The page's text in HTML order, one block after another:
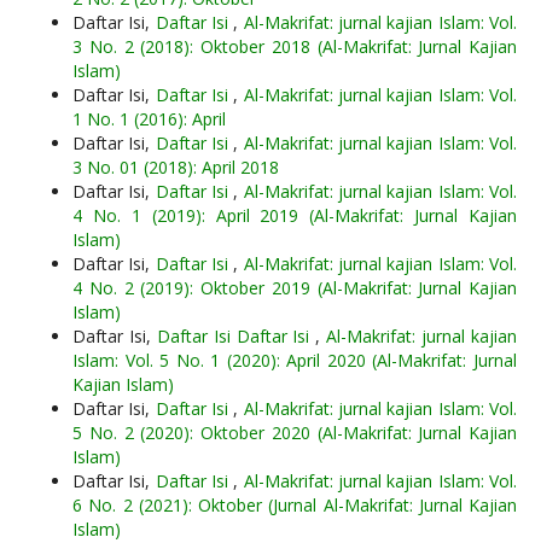
Daftar Isi, Daftar Isi , Al-Makrifat: jurnal kajian Islam: Vol.
3 No. 2 (2018): Oktober 2018 (Al-Makrifat: Jurnal Kajian
Islam)
Daftar Isi, Daftar Isi , Al-Makrifat: jurnal kajian Islam: Vol.
1 No. 1 (2016): April
Daftar Isi, Daftar Isi , Al-Makrifat: jurnal kajian Islam: Vol.
3 No. 01 (2018): April 2018
Daftar Isi, Daftar Isi , Al-Makrifat: jurnal kajian Islam: Vol.
4 No. 1 (2019): April 2019 (Al-Makrifat: Jurnal Kajian
Islam)
Daftar Isi, Daftar Isi , Al-Makrifat: jurnal kajian Islam: Vol.
4 No. 2 (2019): Oktober 2019 (Al-Makrifat: Jurnal Kajian
Islam)
Daftar Isi, Daftar Isi Daftar Isi ,Al-Makrifat: jurnal kajian
Islam: Vol. 5 No. 1 (2020): April 2020 (Al-Makrifat: Jurnal
Kajian Islam)
Daftar Isi, Daftar Isi , Al-Makrifat: jurnal kajian Islam: Vol.
5 No. 2 (2020): Oktober 2020 (Al-Makrifat: Jurnal Kajian
Islam)
Daftar Isi, Daftar Isi , Al-Makrifat: jurnal kajian Islam: Vol.
6 No. 2 (2021): Oktober (Jurnal Al-Makrifat: Jurnal Kajian
Islam)